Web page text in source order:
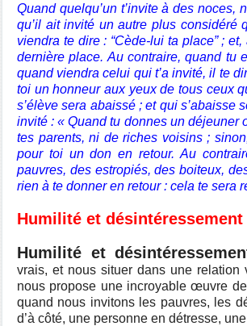
Quand quelqu’un t’invite à des noces,
qu’il ait invité un autre plus
viendra te dire : “Cède-lui ta place” ;
dernière place. Au contraire, quand tu
quand viendra celui qui t’a invité, il te
toi un honneur aux yeux de tous ceux
s’élève sera abaissé ; et qui s’abaisse
invité : « Quand tu donnes un déjeuner
tes parents, ni de riches voisins ;
pour toi un don en retour. Au
pauvres, des estropiés, des boiteux,
rien à te donner en retour : cela te sera
Humilité et désintéressement
Humilité et
vrais, et nous situer dans une
nous propose une incroyable œuvre
quand nous invitons les pauvres, les
d’à côté, une personne en détresse,